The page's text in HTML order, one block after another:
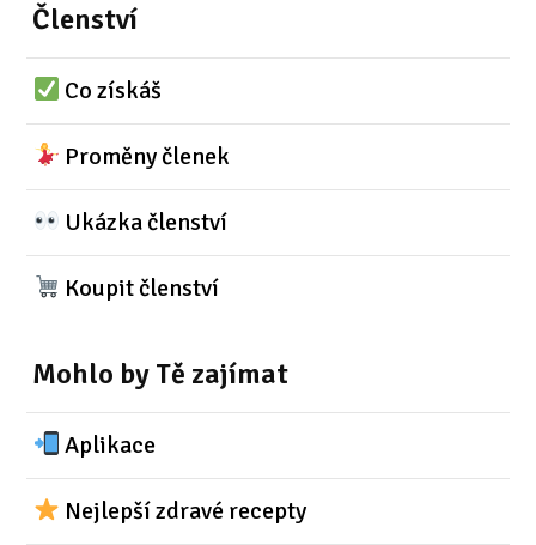
Členství
Co získáš
Proměny členek
Ukázka členství
Koupit členství
Mohlo by Tě zajímat
Aplikace
Nejlepší zdravé recepty